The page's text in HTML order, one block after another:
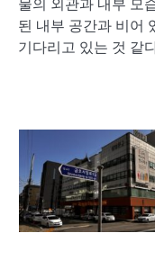
된 내부 공간과 비어
기다리고 있는 것 같